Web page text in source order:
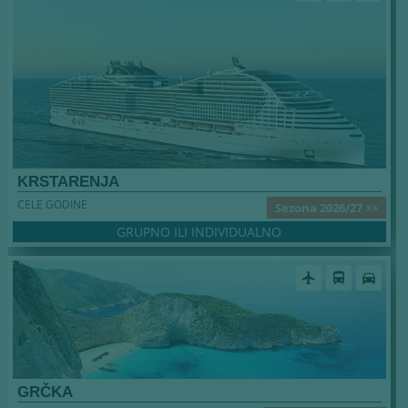
KRSTARENJA
Sezona 2026/27 >>
CELE GODINE
GRUPNO ILI INDIVIDUALNO
airplanemode_active directions_bus directions_car
GRČKA